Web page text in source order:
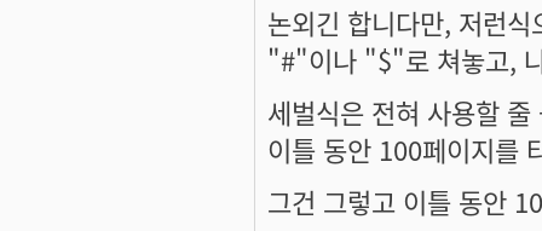
논외긴 합니다만, 저런
"#"이나 "$"로 쳐놓고,
세벌식은 전혀 사용할
이틀 동안 100페이지를
그건 그렇고 이틀 동안